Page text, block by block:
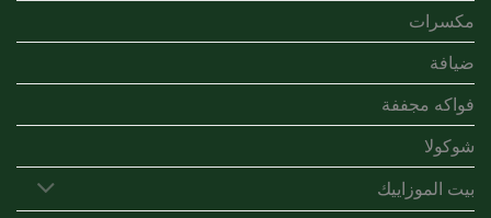
مكسرات
ضيافة
فواكه مجففة
شوكولا
بيت الموزاييك